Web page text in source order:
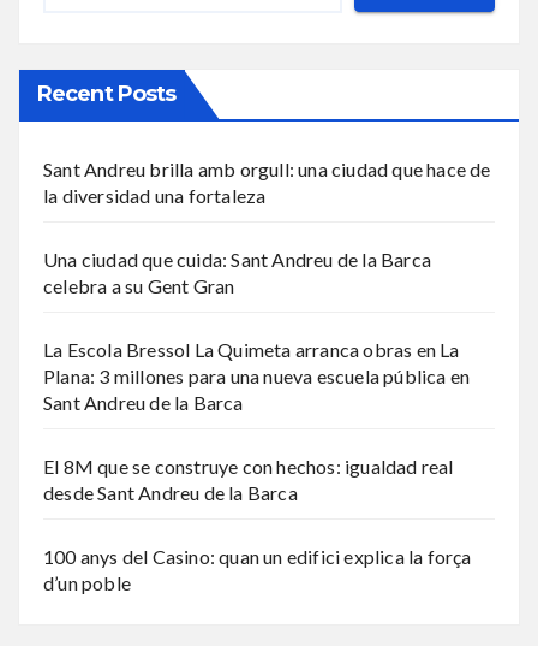
Recent Posts
Sant Andreu brilla amb orgull: una ciudad que hace de
la diversidad una fortaleza
Una ciudad que cuida: Sant Andreu de la Barca
celebra a su Gent Gran
La Escola Bressol La Quimeta arranca obras en La
Plana: 3 millones para una nueva escuela pública en
Sant Andreu de la Barca
El 8M que se construye con hechos: igualdad real
desde Sant Andreu de la Barca
100 anys del Casino: quan un edifici explica la força
d’un poble